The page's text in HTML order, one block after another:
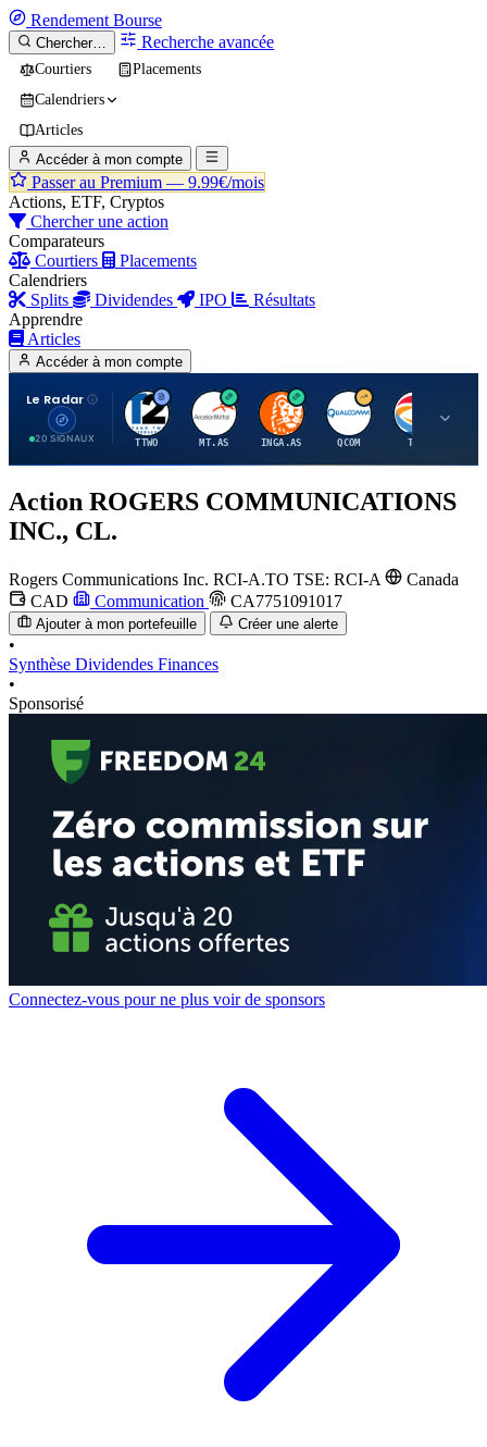
Rendement Bourse
Chercher… Recherche avancée
Courtiers
Placements
Calendriers
Articles
Accéder à mon compte
Passer au Premium — 9.99€/mois
Actions, ETF, Cryptos
Chercher une action
Comparateurs
Courtiers
Placements
Calendriers
Splits
Dividendes IPO
Résultats
Apprendre
Articles
Accéder à mon compte
Le Radar
20 SIGNAUX
T
TTWO
A
MT.AS
I
INGA.AS
Q
QCOM
T
TTE
Action ROGERS COMMUNICATIONS
INC., CL.
Rogers Communications Inc. RCI-A.TO TSE: RCI-A
Canada
CAD
Communication CA7751091017
Ajouter à mon portefeuille Créer une alerte
•
Synthèse Dividendes Finances
•
Sponsorisé
Connectez-vous pour ne plus voir de sponsors